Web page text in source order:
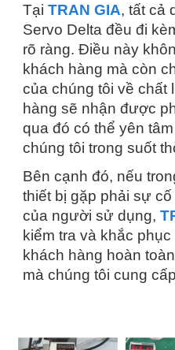
TạiTRAN GIA, tất cả
Servo Delta đều đi
rõ ràng. Điều này
khách hàng mà còn
của chúng tôi về chất
hàng sẽ nhận được
qua đó có thể yên
chúng tôi trong suốt
Bên cạnh đó, nếu
thiết bị gặp phải sự
của người sử dụng,
kiểm tra và khắc
khách hàng hoàn
mà chúng tôi cung